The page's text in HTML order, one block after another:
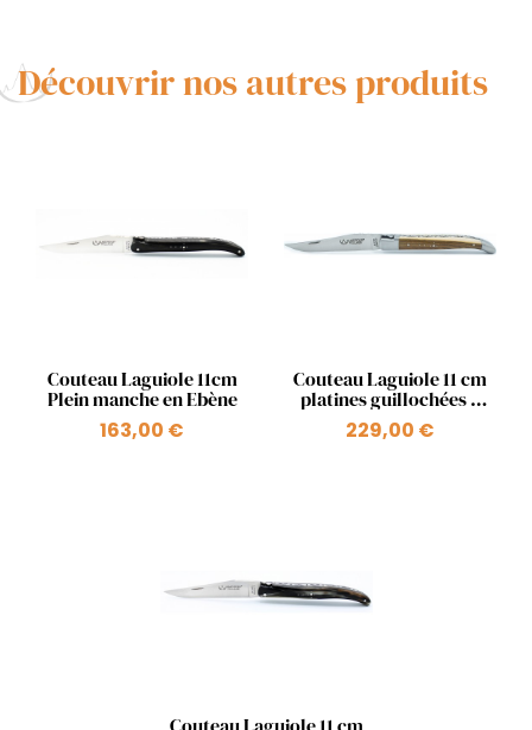
Découvrir nos autres produits
Aperçu rapide
Couteau Laguiole 11cm
Plein manche en Ebène
163,00 €
Aperçu rapide
Couteau Laguiole 11 cm
platines guillochées 2
mitres en pistachier
229,00 €
Aperçu rapide